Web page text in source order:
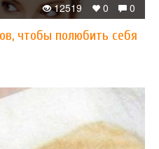
0
0
12519
чтобы полюбить себя